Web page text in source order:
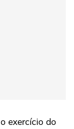
exercício do